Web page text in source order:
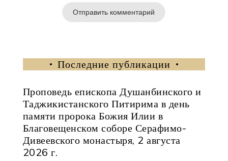
Последние публикации
Проповедь епископа Душанбинского и
Таджикистанского Питирима в день
памяти пророка Божия Илии в
Благовещенском соборе Серафимо-
Дивеевского монастыря, 2 августа
2026 г.